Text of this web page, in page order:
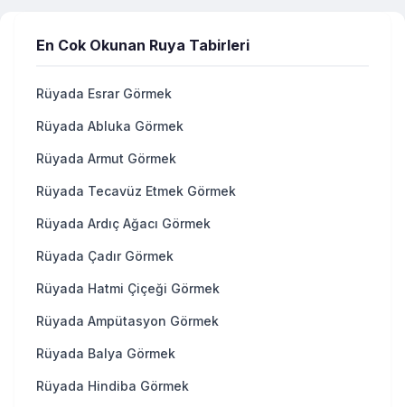
En Cok Okunan Ruya Tabirleri
Rüyada Esrar Görmek
Rüyada Abluka Görmek
Rüyada Armut Görmek
Rüyada Tecavüz Etmek Görmek
Rüyada Ardıç Ağacı Görmek
Rüyada Çadır Görmek
Rüyada Hatmi Çiçeği Görmek
Rüyada Ampütasyon Görmek
Rüyada Balya Görmek
Rüyada Hindiba Görmek